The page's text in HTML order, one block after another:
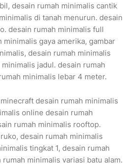
desain rumah minimalis cantik
di tanah menurun. desain
desain rumah minimalis full
minimalis gaya amerika, gambar
desain rumah minimalis
jadul. desain rumah
minimalis lebar 4 meter.
desain rumah minimalis
online desain rumah
rumah minimalis rooftop.
desain rumah minimalis
tingkat 1, desain rumah
minimalis variasi batu alam.